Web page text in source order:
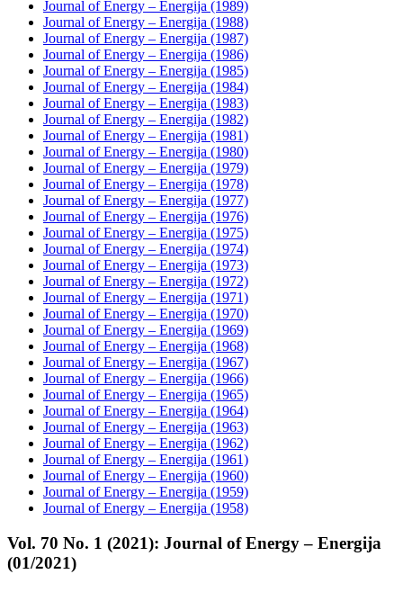
Journal of Energy – Energija (1989)
Journal of Energy – Energija (1988)
Journal of Energy – Energija (1987)
Journal of Energy – Energija (1986)
Journal of Energy – Energija (1985)
Journal of Energy – Energija (1984)
Journal of Energy – Energija (1983)
Journal of Energy – Energija (1982)
Journal of Energy – Energija (1981)
Journal of Energy – Energija (1980)
Journal of Energy – Energija (1979)
Journal of Energy – Energija (1978)
Journal of Energy – Energija (1977)
Journal of Energy – Energija (1976)
Journal of Energy – Energija (1975)
Journal of Energy – Energija (1974)
Journal of Energy – Energija (1973)
Journal of Energy – Energija (1972)
Journal of Energy – Energija (1971)
Journal of Energy – Energija (1970)
Journal of Energy – Energija (1969)
Journal of Energy – Energija (1968)
Journal of Energy – Energija (1967)
Journal of Energy – Energija (1966)
Journal of Energy – Energija (1965)
Journal of Energy – Energija (1964)
Journal of Energy – Energija (1963)
Journal of Energy – Energija (1962)
Journal of Energy – Energija (1961)
Journal of Energy – Energija (1960)
Journal of Energy – Energija (1959)
Journal of Energy – Energija (1958)
Vol. 70 No. 1 (2021): Journal of Energy – Energija
(01/2021)